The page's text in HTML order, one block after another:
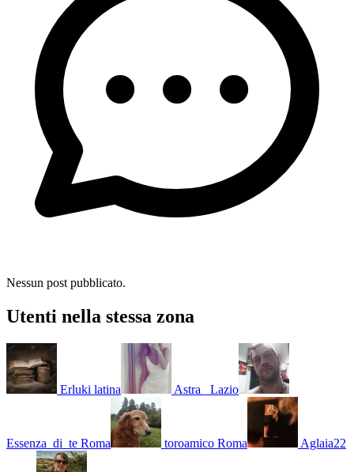
Nessun post pubblicato.
Utenti nella stessa zona
Erluki latina Astra_ Lazio
Essenza_di_te Roma toroamico Roma Aglaia22